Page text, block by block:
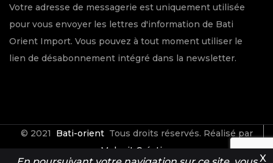
Votre adresse de messagerie est uniquement utilisée
pour vous envoyer les lettres d'information de Bati
Orient Import. Vous pouvez à tout moment utiliser le
lien de désabonnement intégré dans la newsletter.
© 2021 Bati-orient Tous droits réservés. Réalisé par
Make it Créative
X